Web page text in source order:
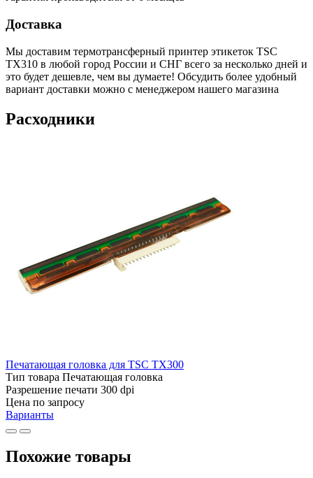
Доставка
Мы доставим термотрансферный принтер этикеток TSC
TX310 в любой город России и СНГ всего за несколько дней и
это будет дешевле, чем вы думаете! Обсудить более удобный
вариант доставки можно с менеджером нашего магазина
Расходники
Печатающая головка для TSC TX300
Тип товара Печатающая головка
Разрешение печати 300 dpi
Цена по запросу
Варианты
Похожие товары